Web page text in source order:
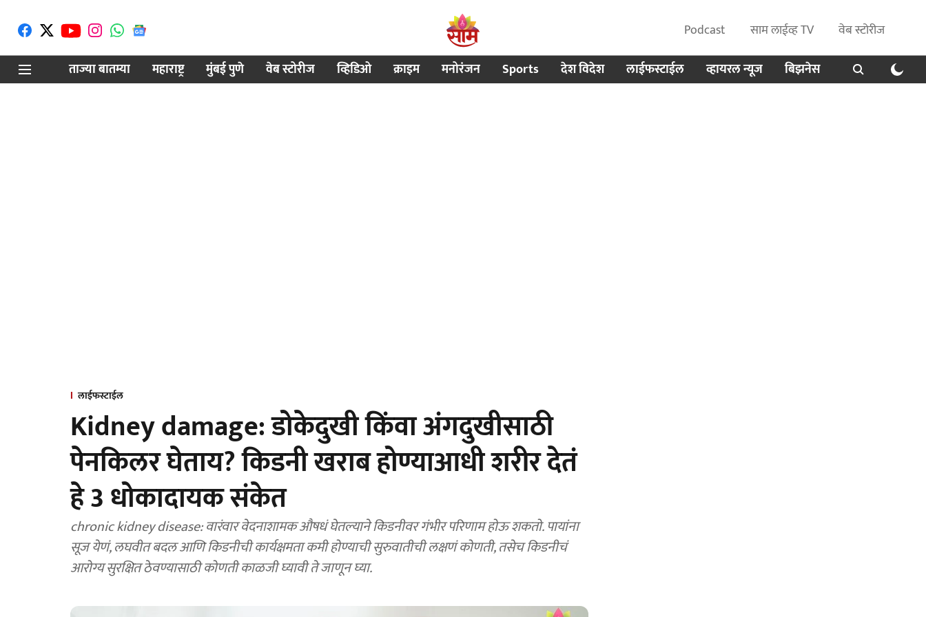
Podcast साम लाईव्ह TV
वेब स्टोरीज
ताज्या बातम्या
महाराष्ट्र मुंबई पुणे वेब स्टोरीज व्हिडिओ क्राइम मनोरंजन Sports देश विदेश लाईफस्टाईल व्हायरल न्यूज बिझनेस
लाईफस्टाईल
Kidney damage: डोकेदुखी किंवा अंगदुखीसाठी
पेनकिलर घेताय? किडनी खराब होण्याआधी शरीर देतं
हे 3 धोकादायक संकेत
chronic kidney disease: वारंवार वेदनाशामक औषधं घेतल्याने किडनीवर गंभीर परिणाम होऊ शकतो. पायांना
सूज येणं, लघवीत बदल आणि किडनीची कार्यक्षमता कमी होण्याची सुरुवातीची लक्षणं कोणती, तसेच किडनीचं
आरोग्य सुरक्षित ठेवण्यासाठी कोणती काळजी घ्यावी ते जाणून घ्या.